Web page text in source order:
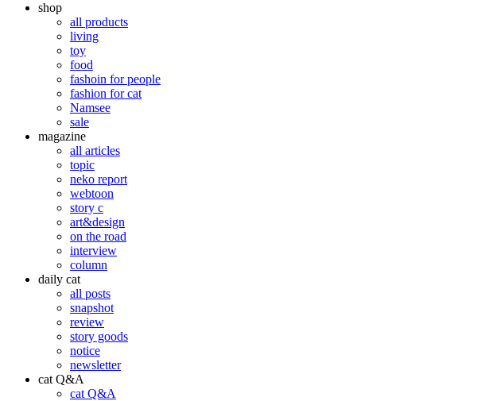
shop
all products
living
toy
food
fashoin for people
fashion for cat
Namsee
sale
magazine
all articles
topic
neko report
webtoon
story c
art&design
on the road
interview
column
daily cat
all posts
snapshot
review
story goods
notice
newsletter
cat Q&A
cat Q&A